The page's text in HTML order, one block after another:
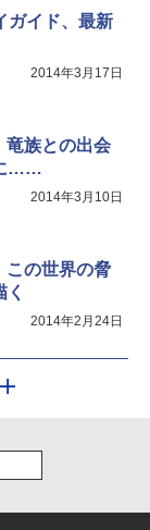
ガイド、最新
2014年3月17日
竜族との出会
……
2014年3月10日
この世界の脅
2014年2月24日